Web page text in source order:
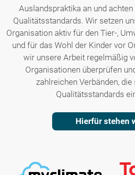
Auslandspraktika an und
Qualitätsstandards. Wir setzen
Organisation aktiv für den Tier-,
und für das Wohl der Kinder vor
wir unsere Arbeit regelmäßig
Organisationen überprüfen
zahlreichen Verbänden,
Qualitätsstandards
Hierfür stehen